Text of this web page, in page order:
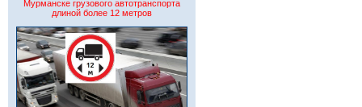
Мурманске грузового автотранспорта
длиной более 12 метров